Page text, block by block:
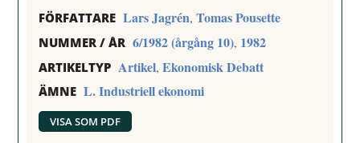
FÖRFATTARE Lars Jagrén,Tomas Pousette
NUMMER / ÅR 6/1982 (årgång 10), 1982
ARTIKELTYP Artikel,Ekonomisk Debatt
ÄMNE L. Industriell ekonomi
VISA SOM PDF